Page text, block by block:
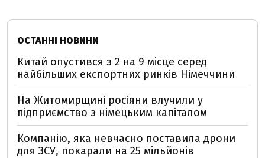
ОСТАННІ НОВИНИ
Китай опустився з 2 на 9 місце серед
найбільших експортних ринків Німеччини
На Житомирщині росіяни влучили у
підприємство з німецьким капіталом
Компанію, яка невчасно поставила дрони
для ЗСУ, покарали на 25 мільйонів